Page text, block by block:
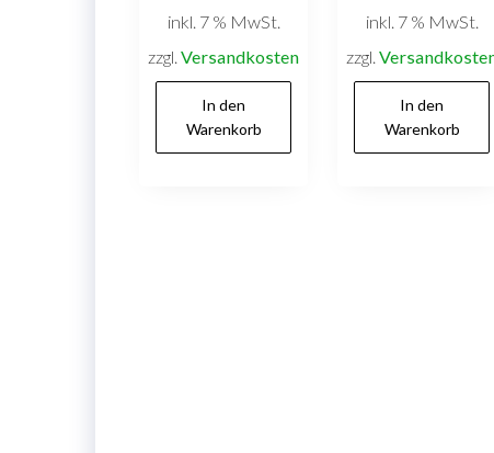
inkl. 7 % MwSt.
zzgl.Versandkosten
In den
Warenkorb
inkl. 7 % MwSt.
zzgl.
In den
Warenkorb